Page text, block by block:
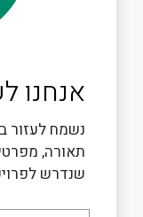
אנחנו
נשמח לעזור
תאורה,
שנדרש